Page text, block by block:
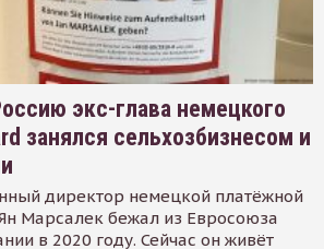
экс-глава немецкого
занялся сельхозбизнесом и
директор немецкой платёжной
Марсалек бежал из Евросоюза
в 2020 году. Сейчас он живёт